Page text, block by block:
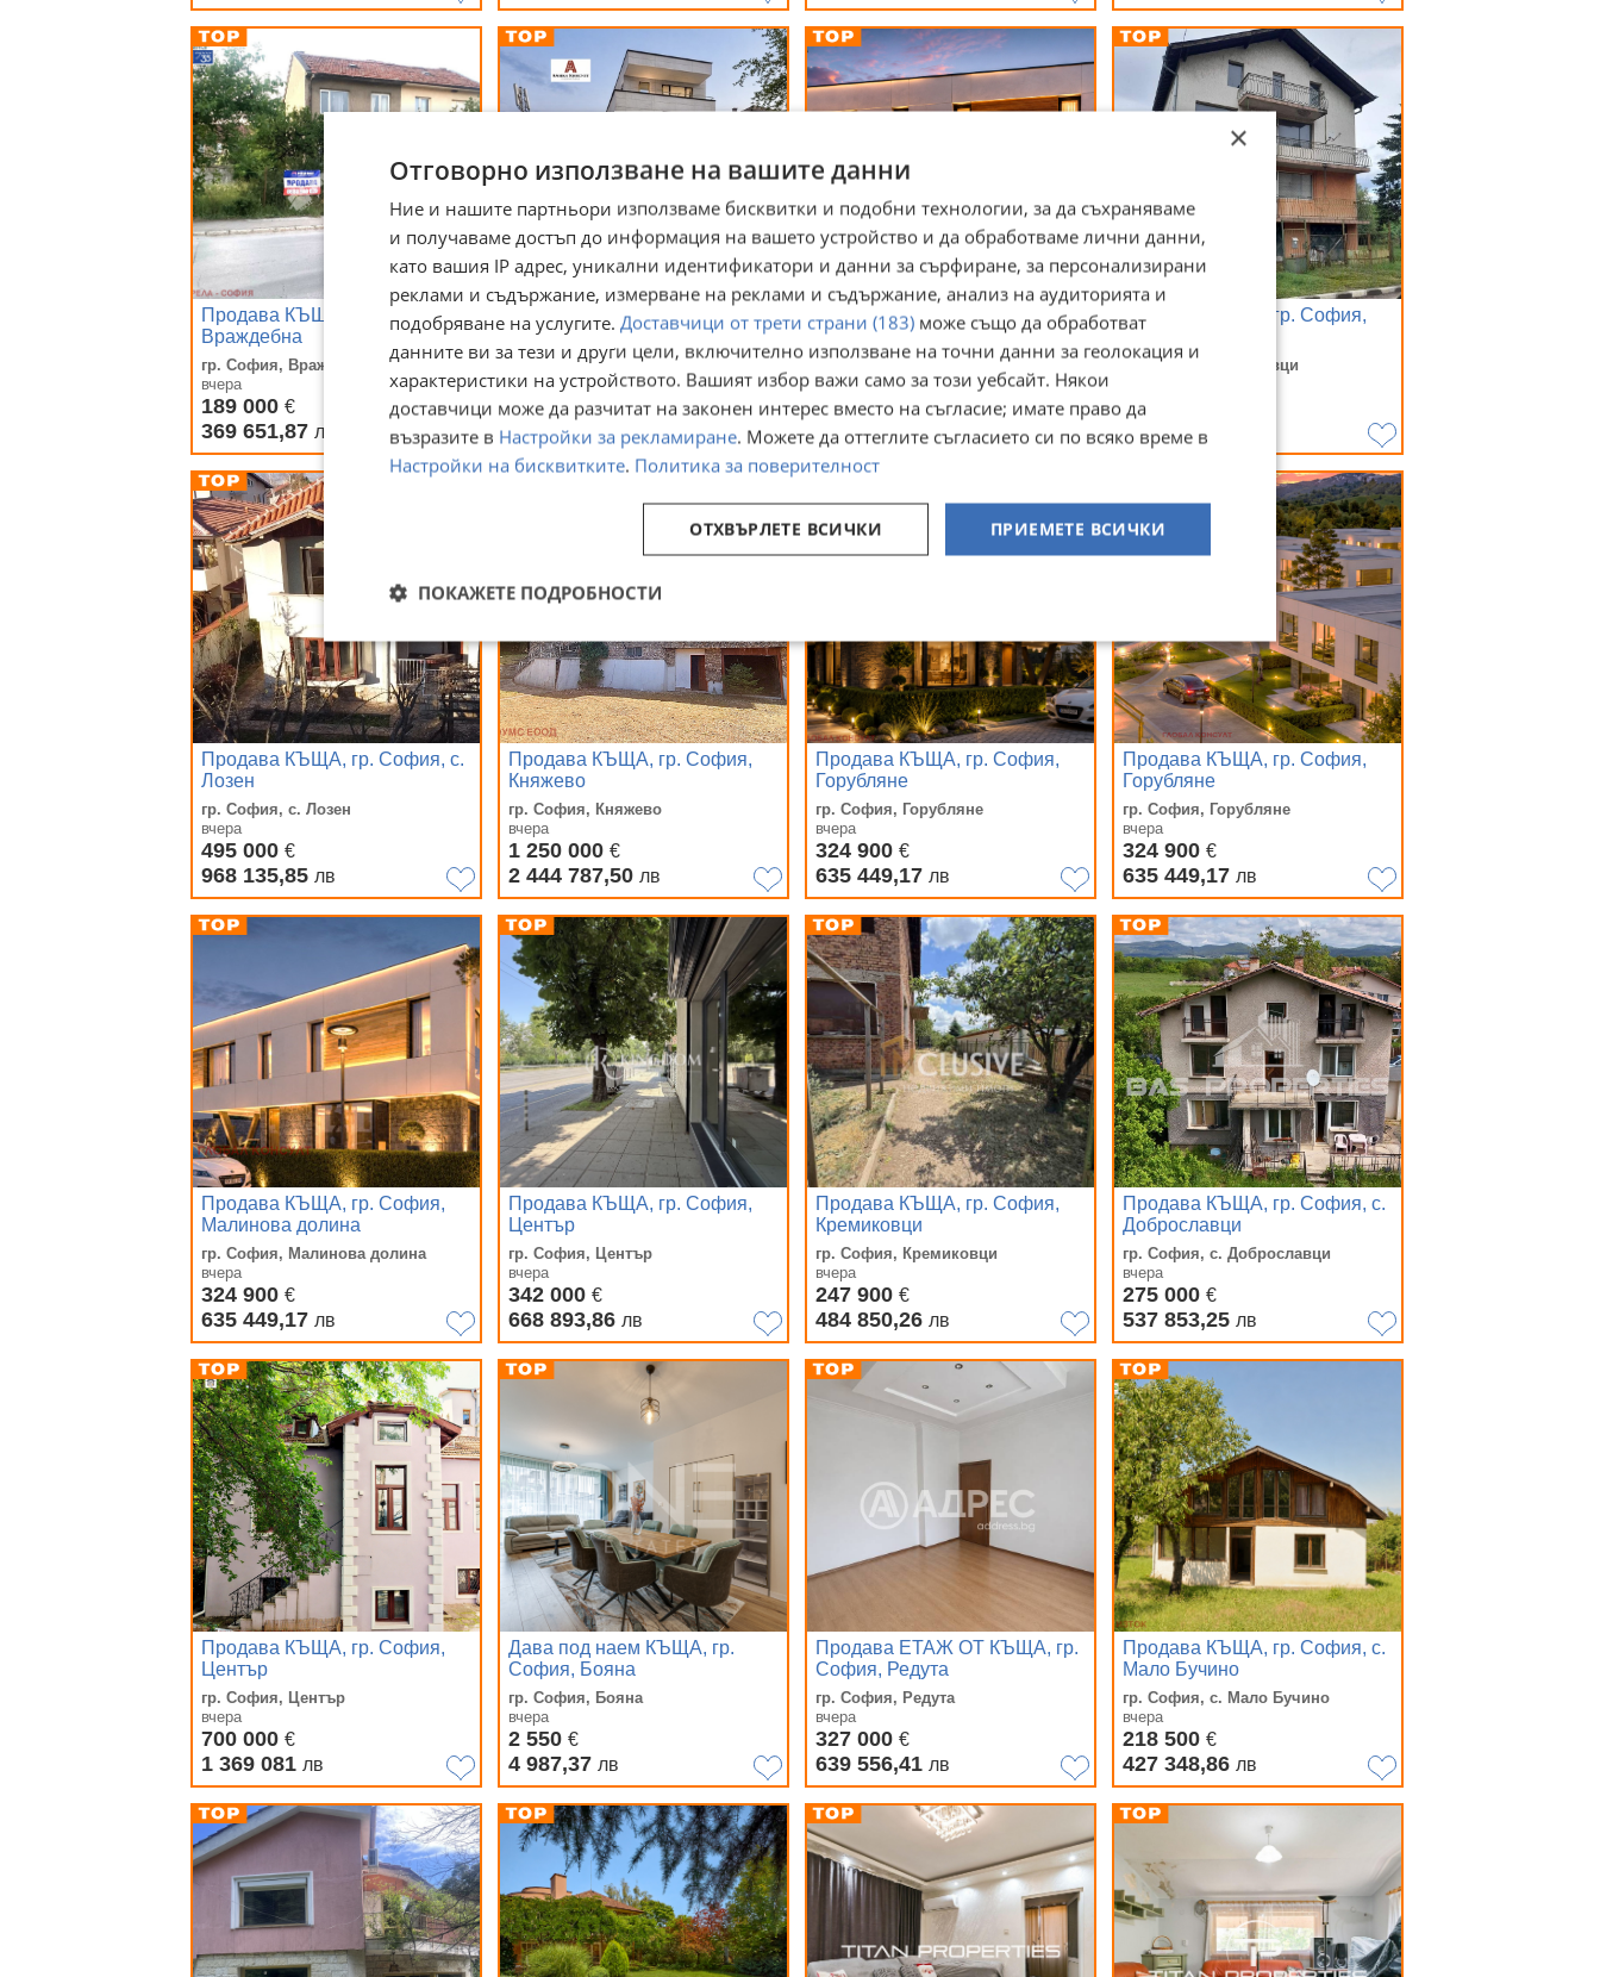
Продава КЪЩА, гр. София,
Враждебна
гр. София, Враждебна
вчера
189 000 €
369 651,87 лв
Продава КЪЩА, гр. София,
Бояна
гр. София, Бояна
вчера
1 700 000€
3 324 911лв
Продава КЪЩА, гр. София, с.
Герман
вчера
324 900 €
635 449,17 лв
Продава КЪЩА, гр. София,
Филиповци
гр. София, Филиповци
290 000
567 190,70
Продава КЪЩА, гр. София, с.
Лозен
гр. София, с. Лозен
вчера
495 000 €
968 135,85 лв
Продава КЪЩА, гр. София,
Княжево
гр. София, Княжево
вчера
1 250 000 €
2 444 787,50 лв
Продава КЪЩА, гр. София,
Горубляне
гр. София, Горубляне
вчера
324 900 €
635 449,17 лв
Продава КЪЩА, гр. София,
Горубляне
гр. София, Горубляне
вчера
324 900 €
635 449,17 лв
Продава КЪЩА, гр. София,
Малинова долина
гр. София, Малинова долина
вчера
324 900 €
635 449,17 лв
Продава КЪЩА, гр. София,
Център
гр. София, Център
вчера
342 000 €
668 893,86 лв
Продава КЪЩА, гр. София,
Кремиковци
гр. София, Кремиковци
вчера
247 900 €
484 850,26 лв
Продава КЪЩА, гр. София, с.
Доброславци
гр. София, с. Доброславци
вчера
275 000 €
537 853,25 лв
Продава КЪЩА, гр. София,
Център
гр. София, Център
вчера
700 000 €
1 369 081 лв
Дава под наем КЪЩА, гр.
София, Бояна
гр. София, Бояна
вчера
2 550 €
4 987,37 лв
Продава ЕТАЖ ОТ КЪЩА, гр.
София, Редута
гр. София, Редута
вчера
327 000 €
639 556,41 лв
Продава КЪЩА, гр. София, с.
Мало Бучино
гр. София, с. Мало Бучино
вчера
218 500 €
427 348,86 лв
×
Отговорно използване на вашите данни
Ние и нашите партньори използваме бисквитки и подобни технологии, за да съхраняваме
и получаваме достъп до информация на вашето устройство и да обработваме лични данни,
като вашия IP адрес, уникални идентификатори и данни за сърфиране, за персонализирани
реклами и съдържание, измерване на реклами и съдържание, анализ на аудиторията и
подобряване на услугите. Доставчици от трети страни (183) може също да обработват
данните ви за тези и други цели, включително използване на точни данни за геолокация и
характеристики на устройството. Вашият избор важи само за този уебсайт. Някои
доставчици може да разчитат на законен интерес вместо на съгласие; имате право да
възразите в Настройки за рекламиране. Можете да оттеглите съгласието си по всяко време в
Настройки на бисквитките. Политика за поверителност
ПРИЕМЕТЕ ВСИЧКИ
ОТХВЪРЛЕТЕ ВСИЧКИ
ПОКАЖЕТЕ ПОДРОБНОСТИ